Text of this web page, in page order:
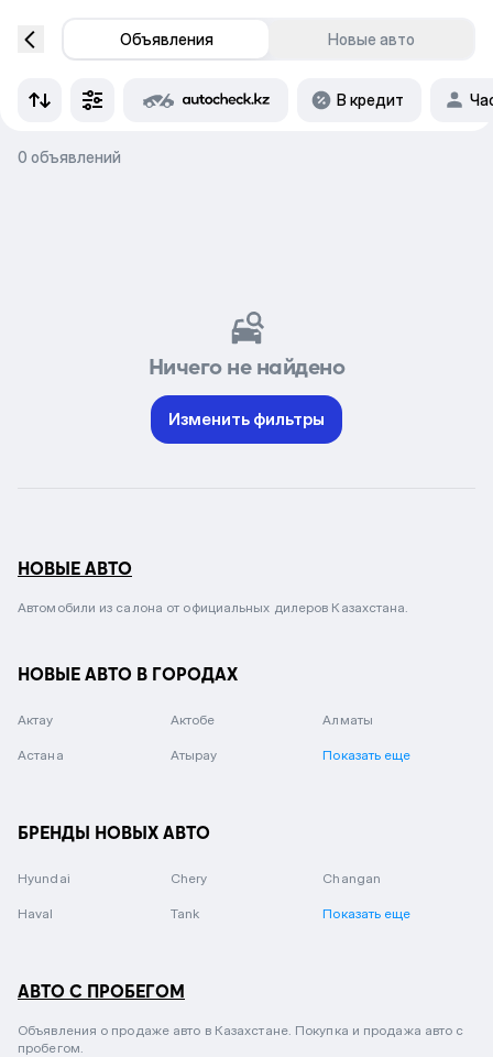
Объявления Новые авто
В кредит
0 объявлений
Ничего не найдено
Изменить фильтры
НОВЫЕ АВТО
Автомобили из салона от официальных дилеров Казахстана.
НОВЫЕ АВТО В ГОРОДАХ
Актау Актобе Алматы
Астана Атырау Показать еще
БРЕНДЫ НОВЫХ АВТО
Hyundai Chery Changan
Haval Tank Показать еще
АВТО С ПРОБЕГОМ
Объявления о продаже авто в Казахстане. Покупка и продажа авто с
пробегом.